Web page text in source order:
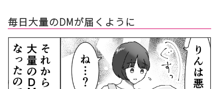
毎日大量のDMが届くように